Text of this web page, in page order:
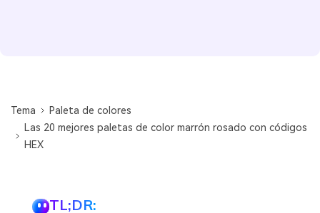
Tema
Paleta de colores
Las 20 mejores paletas de color marrón rosado con códigos
HEX
TL;DR: